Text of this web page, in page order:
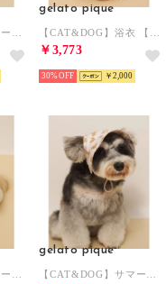
gelato pique
￥3,773
30% ￥2,000
gelato pique